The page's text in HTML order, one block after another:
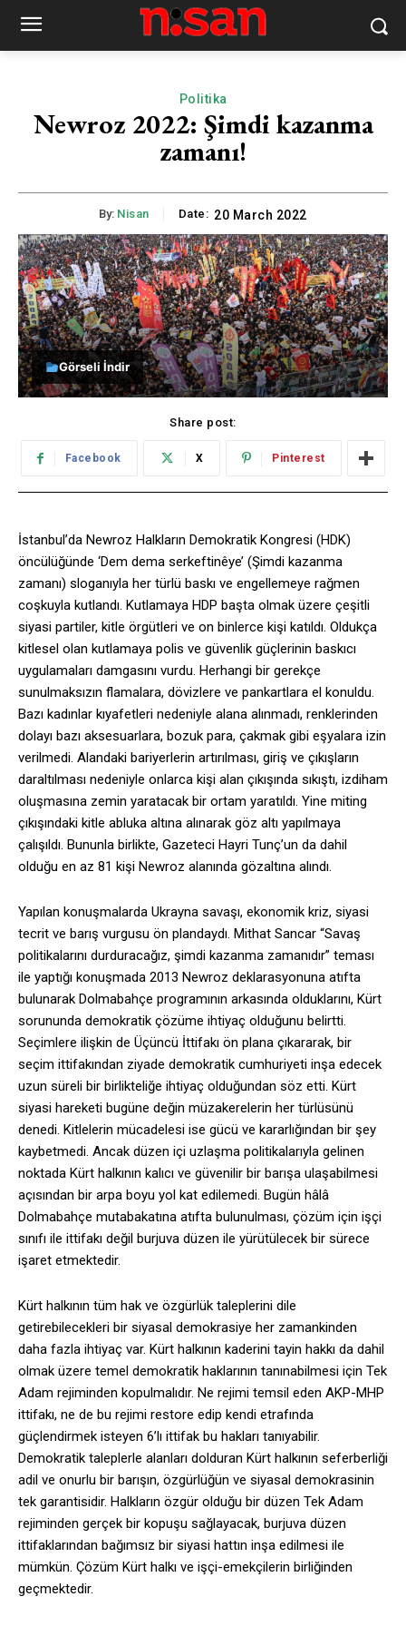
Politika
Newroz 2022: Şimdi kazanma
zamanı!
By: Nisan Date: 20 March 2022
Görseli İndir
Share post:
Facebook X Pinterest
İstanbul’da Newroz Halkların Demokratik Kongresi (HDK)
öncülüğünde ‘Dem dema serkeftinêye’ (Şimdi kazanma
zamanı) sloganıyla her türlü baskı ve engellemeye rağmen
coşkuyla kutlandı. Kutlamaya HDP başta olmak üzere çeşitli
siyasi partiler, kitle örgütleri ve on binlerce kişi katıldı. Oldukça
kitlesel olan kutlamaya polis ve güvenlik güçlerinin baskıcı
uygulamaları damgasını vurdu. Herhangi bir gerekçe
sunulmaksızın flamalara, dövizlere ve pankartlara el konuldu.
Bazı kadınlar kıyafetleri nedeniyle alana alınmadı, renklerinden
dolayı bazı aksesuarlara, bozuk para, çakmak gibi eşyalara izin
verilmedi. Alandaki bariyerlerin artırılması, giriş ve çıkışların
daraltılması nedeniyle onlarca kişi alan çıkışında sıkıştı, izdiham
oluşmasına zemin yaratacak bir ortam yaratıldı. Yine miting
çıkışındaki kitle abluka altına alınarak göz altı yapılmaya
çalışıldı. Bununla birlikte, Gazeteci Hayri Tunç’un da dahil
olduğu en az 81 kişi Newroz alanında gözaltına alındı.
Yapılan konuşmalarda Ukrayna savaşı, ekonomik kriz, siyasi
tecrit ve barış vurgusu ön plandaydı. Mithat Sancar “Savaş
politikalarını durduracağız, şimdi kazanma zamanıdır” teması
ile yaptığı konuşmada 2013 Newroz deklarasyonuna atıfta
bulunarak Dolmabahçe programının arkasında olduklarını, Kürt
sorununda demokratik çözüme ihtiyaç olduğunu belirtti.
Seçimlere ilişkin de Üçüncü İttifakı ön plana çıkararak, bir
seçim ittifakından ziyade demokratik cumhuriyeti inşa edecek
uzun süreli bir birlikteliğe ihtiyaç olduğundan söz etti. Kürt
siyasi hareketi bugüne değin müzakerelerin her türlüsünü
denedi. Kitlelerin mücadelesi ise gücü ve kararlığından bir şey
kaybetmedi. Ancak düzen içi uzlaşma politikalarıyla gelinen
noktada Kürt halkının kalıcı ve güvenilir bir barışa ulaşabilmesi
açısından bir arpa boyu yol kat edilemedi. Bugün hâlâ
Dolmabahçe mutabakatına atıfta bulunulması, çözüm için işçi
sınıfı ile ittifakı değil burjuva düzen ile yürütülecek bir sürece
işaret etmektedir.
Kürt halkının tüm hak ve özgürlük taleplerini dile
getirebilecekleri bir siyasal demokrasiye her zamankinden
daha fazla ihtiyaç var. Kürt halkının kaderini tayin hakkı da dahil
olmak üzere temel demokratik haklarının tanınabilmesi için Tek
Adam rejiminden kopulmalıdır. Ne rejimi temsil eden AKP-MHP
ittifakı, ne de bu rejimi restore edip kendi etrafında
güçlendirmek isteyen 6’lı ittifak bu hakları tanıyabilir.
Demokratik taleplerle alanları dolduran Kürt halkının seferberliği
adil ve onurlu bir barışın, özgürlüğün ve siyasal demokrasinin
tek garantisidir. Halkların özgür olduğu bir düzen Tek Adam
rejiminden gerçek bir kopuşu sağlayacak, burjuva düzen
ittifaklarından bağımsız bir siyasi hattın inşa edilmesi ile
mümkün. Çözüm Kürt halkı ve işçi-emekçilerin birliğinden
geçmektedir.